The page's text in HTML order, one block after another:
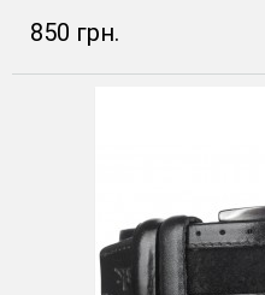
850 грн.